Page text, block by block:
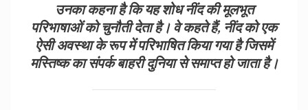
उनका कहना है कि यह शोध नींद की मूलभूत
परिभाषाओं को चुनौती देता है। वे कहते हैं, नींद को एक
ऐसी अवस्था के रूप में परिभाषित किया गया है जिसमें
मस्तिष्क का संपर्क बाहरी दुनिया से समाप्त हो जाता है।